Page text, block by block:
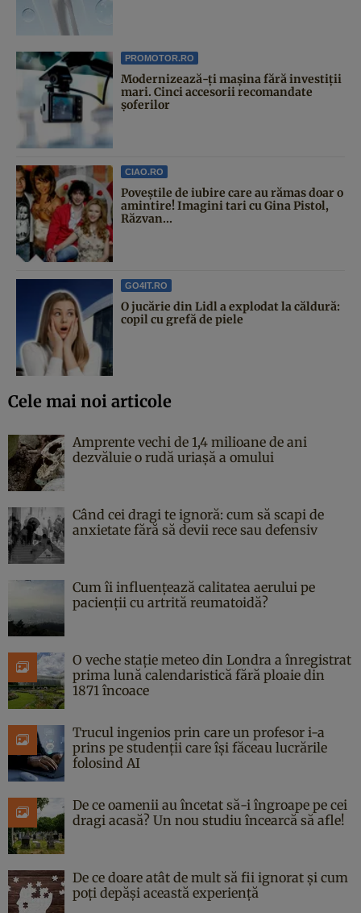
PROMOTOR.RO
Modernizează-ți mașina fără investiții
mari. Cinci accesorii recomandate
șoferilor
CIAO.RO
Poveştile de iubire care au rămas doar o
amintire! Imagini tari cu Gina Pistol,
Răzvan...
GO4IT.RO
O jucărie din Lidl a explodat la căldură:
copil cu grefă de piele
Cele mai noi articole
Amprente vechi de 1,4 milioane de ani
dezvăluie o rudă uriașă a omului
Când cei dragi te ignoră: cum să scapi de
anxietate fără să devii rece sau defensiv
Cum îi influențează calitatea aerului pe
pacienții cu artrită reumatoidă?
O veche stație meteo din Londra a înregistrat
prima lună calendaristică fără ploaie din
1871 încoace
Trucul ingenios prin care un profesor i-a
prins pe studenții care își făceau lucrările
folosind AI
De ce oamenii au încetat să-i îngroape pe cei
dragi acasă? Un nou studiu încearcă să afle!
De ce doare atât de mult să fii ignorat și cum
poți depăși această experiență